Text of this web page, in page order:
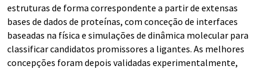
estruturas de forma correspondente a partir de extensas
bases de dados de proteínas, com conceção de interfaces
baseadas na física e simulações de dinâmica molecular para
classificar candidatos promissores a ligantes. As melhores
concepções foram depois validadas experimentalmente,